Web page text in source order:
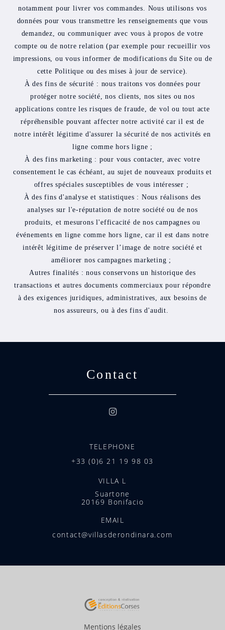
notamment pour livrer vos commandes. Nous utilisons vos
données pour vous transmettre les renseignements que vous
demandez, ou communiquer avec vous à propos de votre
compte ou de notre relation (par exemple pour recueillir vos
impressions, ou vous informer de modifications du Site ou de
cette Politique ou des mises à jour de service).
À des fins de sécurité : nous traitons vos données pour
protéger notre société, nos clients, nos sites ou nos
applications contre les risques de fraude, de vol ou tout acte
répréhensible pouvant affecter notre activité car il est de
notre intérêt légitime d'assurer la sécurité de nos activités en
ligne comme hors ligne ;
À des fins marketing : pour vous contacter, avec votre
consentement le cas échéant, au sujet de nouveaux produits et
offres spéciales susceptibles de vous intéresser ;
À des fins d'analyse et statistiques : Nous réalisons des
analyses sur l'e-réputation de notre société ou de nos
produits, et mesurons l'efficacité de nos campagnes ou
événements en ligne comme hors ligne, car il est dans notre
intérêt légitime de préserver l’image de notre société et
améliorer nos campagnes marketing ;
Autres finalités : nous conservons un historique des
transactions et autres documents commerciaux pour répondre
à des exigences juridiques, administratives, aux besoins de
nos assureurs, ou à des fins d'audit.
Contact
TELEPHONE
+33 (0)6 21 19 98 03
VILLA L
Suartone
20169 Bonifacio
EMAIL
contact@villasderondinara.com
Mentions légales